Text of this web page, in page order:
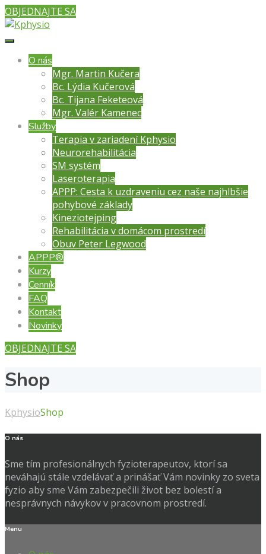
OBJEDNAJTE SA
O nás
Mgr. Martin Kučera
Bc. Lýdia Kučerová
Bc. Tijana Feketeová
Mgr. Valér Kamenec
Služby
Terapia v zariadení Kphysio
Neurorehabilitácia
SM systém
Laseroterapia
APPP: Cesta k uzdraveniu cez naše najhlbšie
pohybové základy
Kineziotejping
Rehabilitácia v domácom prostredí
Obuv Peter Legwood
APPP®
Kurzy
Cenník
FAQ
Kontakt
Novinky
OBJEDNAJTE SA
Shop
KphysioShop
O nás
Sme tím profesionálnych fyzioterapeutov, ktorí sa
neváhajú stále vzdelávať a prinášať Vám novinky zo sveta
fyzio aby sme Vám zabezpečili život bez bolestí a
nesprávnych návykov v pracovnom prostredí.
Menu